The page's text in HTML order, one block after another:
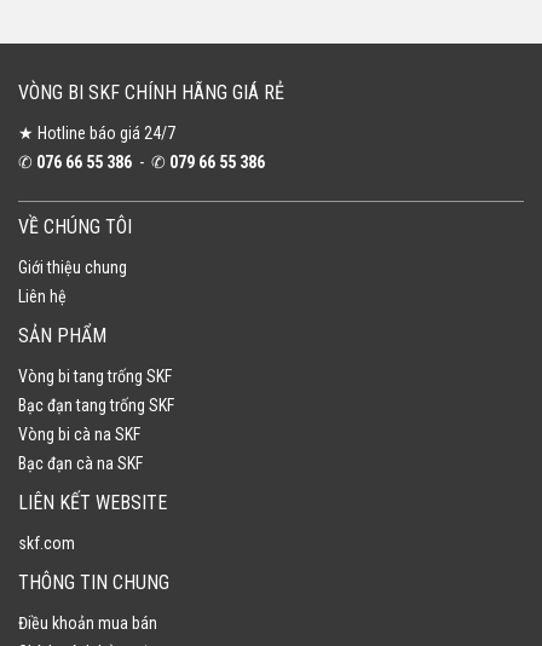
VÒNG BI SKF CHÍNH HÃNG GIÁ RẺ
★ Hotline báo giá 24/7
✆ 076 66 55 386 - ✆ 079 66 55 386
VỀ CHÚNG TÔI
Giới thiệu chung
Liên hệ
SẢN PHẨM
Vòng bi tang trống SKF
Bạc đạn tang trống SKF
Vòng bi cà na SKF
Bạc đạn cà na SKF
LIÊN KẾT WEBSITE
skf.com
THÔNG TIN CHUNG
Điều khoản mua bán